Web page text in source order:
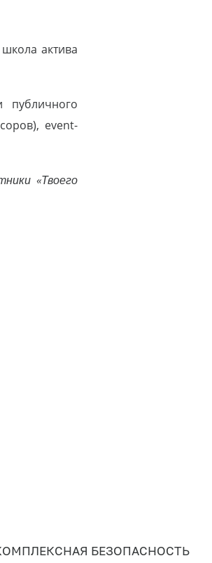
актива
публичного
event-
«Твоего
БЕЗОПАСНОСТЬ